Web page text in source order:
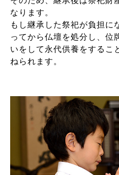
なります。
もし継承した祭祀が負担に
ってから仏壇を処分し、位
いをして永代供養をするこ
ねられます。